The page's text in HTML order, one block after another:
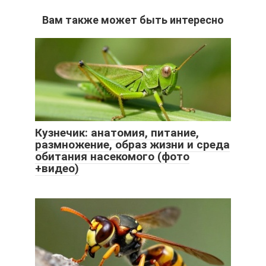
Вам также может быть интересно
Кузнечик: анатомия, питание,
размножение, образ жизни и среда
обитания насекомого (фото
+видео)